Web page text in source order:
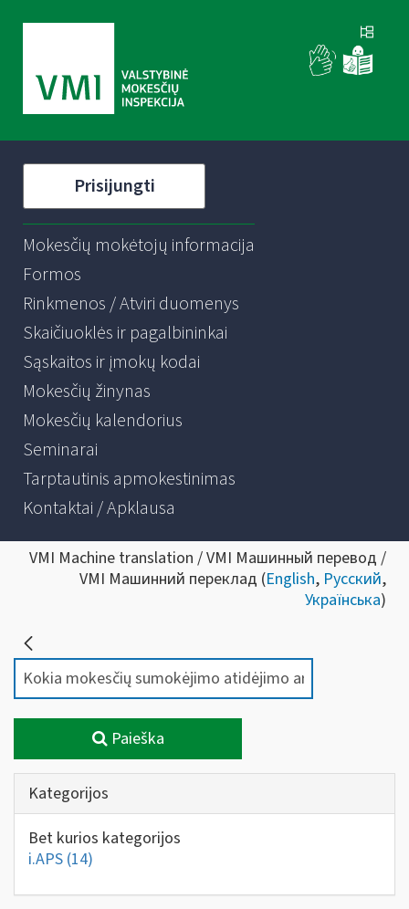
Prisijungti
Mokesčių mokėtojų informacija
Formos
Rinkmenos / Atviri duomenys
Skaičiuoklės ir pagalbininkai
Sąskaitos ir įmokų kodai
Mokesčių žinynas
Mokesčių kalendorius
Seminarai
Tarptautinis apmokestinimas
Kontaktai / Apklausa
VMI Machine translation / VMI Машинный перевод /
VMI Машинний переклад (English, Русский,
Українська)
Paieška
Kategorijos
Bet kurios kategorijos
i.APS (14)